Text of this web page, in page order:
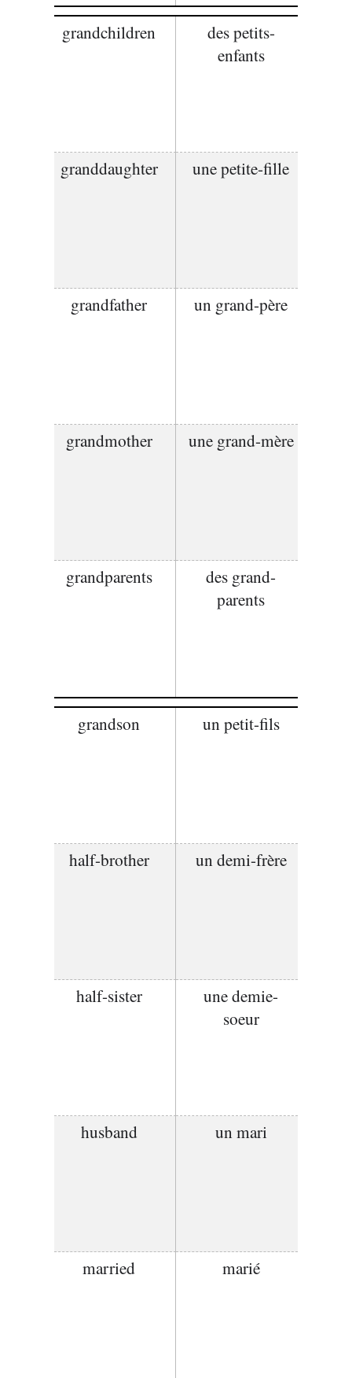
grandchildren
des petits-
enfants
granddaughter une petite-fille
grandfather un grand-père
grandmother une grand-mère
grandparents
des grand-
parents
grandson un petit-fils
half-brother un demi-frère
half-sister
une demie-
soeur
husband un mari
married marié